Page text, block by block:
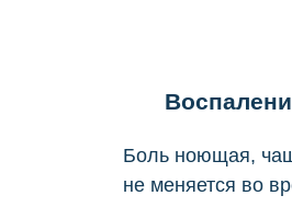
Боль ноющая,
не меняется во